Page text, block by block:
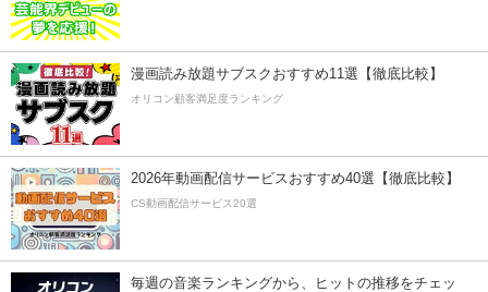
漫画読み放題サブスクおすすめ11選【徹底比較】
オリコン顧客満足度ランキング
2026年動画配信サービスおすすめ40選【徹底比較】
CS動画配信サービス20選
毎週の音楽ランキングから、ヒットの推移をチェッ